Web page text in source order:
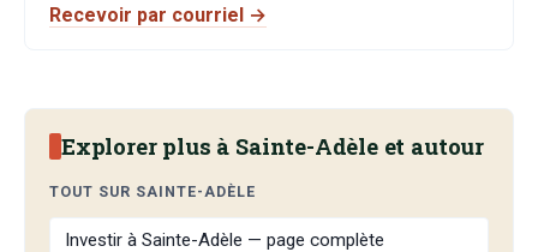
Recevoir par courriel →
Explorer plus à Sainte-Adèle et autour
TOUT SUR SAINTE-ADÈLE
Investir à Sainte-Adèle — page complète